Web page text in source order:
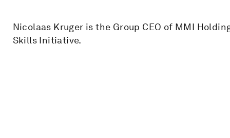
Nicolaas Kruger is the Group CEO of MMI
Skills Initiative.